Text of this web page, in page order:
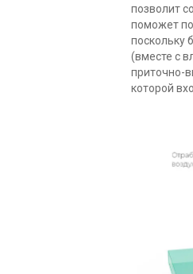
позволит
поможет
поскольку
(вместе с
приточно-
которой